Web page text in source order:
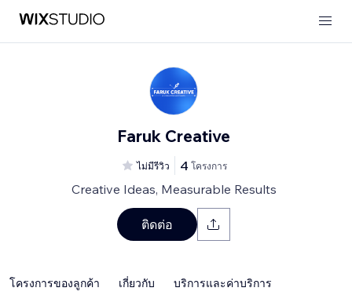
Faruk Creative
ไม่มีรีวิว 4 โครงการ
Creative Ideas, Measurable Results
ติดต่อ
โครงการของลูกค้า เกี่ยวกับ บริการและค่าบริการ